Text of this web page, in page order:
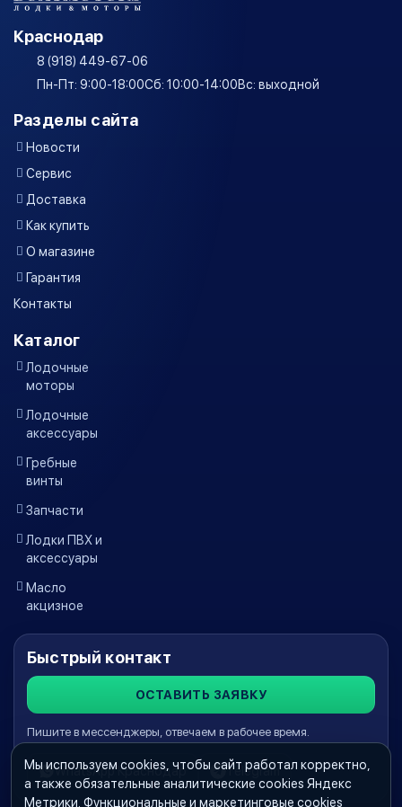
Краснодар
8 (918) 449-67-06
Пн-Пт: 9:00-18:00Сб: 10:00-14:00Вс: выходной
Разделы сайта
Новости
Сервис
Доставка
Как купить
О магазине
Гарантия
Контакты
Каталог
Лодочные
моторы
Лодочные
аксессуары
Гребные
винты
Запчасти
Лодки ПВХ и
аксессуары
Масло
акцизное
Быстрый контакт
ОСТАВИТЬ ЗАЯВКУ
Пишите в мессенджеры, отвечаем в рабочее время.
WhatsApp Краснодар Telegram
Мы используем cookies, чтобы сайт работал корректно,
а также обязательные аналитические cookies Яндекс
Метрики. Функциональные и маркетинговые cookies